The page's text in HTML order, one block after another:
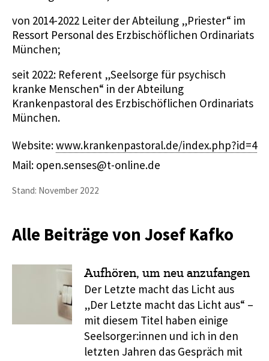
von 2014-2022 Leiter der Abteilung „Priester“ im
Ressort Personal des Erzbischöflichen Ordinariats
München;
seit 2022: Referent „Seelsorge für psychisch
kranke Menschen“ in der Abteilung
Krankenpastoral des Erzbischöflichen Ordinariats
München.
Website:www.krankenpastoral.de/index.php?id=4
Mail: open.senses@t-online.de
Stand: November 2022
Alle Beiträge von Josef Kafko
Aufhören, um neu anzufangen
Der Letzte macht das Licht aus
„Der Letzte macht das Licht aus“ –
mit diesem Titel haben einige
Seelsorger:innen und ich in den
letzten Jahren das Gespräch mit